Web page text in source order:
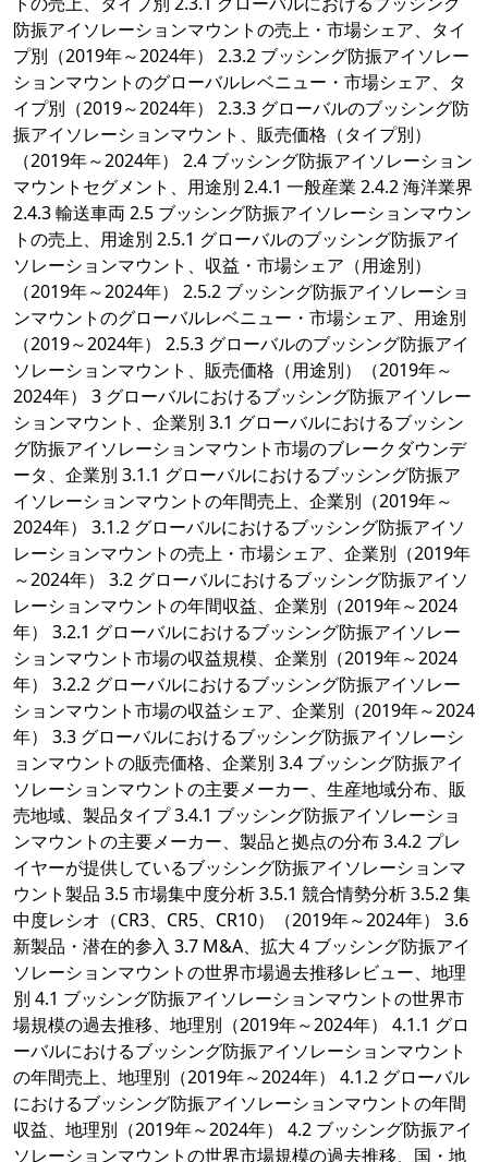
防振アイソレーションマウントの売上・市場シェア、タイ
プ別（2019年～2024年） 2.3.2 ブッシング防振アイソレー
ションマウントのグローバルレベニュー・市場シェア、タ
イプ別（2019～2024年） 2.3.3 グローバルのブッシング防
振アイソレーションマウント、販売価格（タイプ別）
（2019年～2024年） 2.4 ブッシング防振アイソレーション
マウントセグメント、用途別 2.4.1 一般産業 2.4.2 海洋業界
2.4.3 輸送車両 2.5 ブッシング防振アイソレーションマウン
トの売上、用途別 2.5.1 グローバルのブッシング防振アイ
ソレーションマウント、収益・市場シェア（用途別）
（2019年～2024年） 2.5.2 ブッシング防振アイソレーショ
ンマウントのグローバルレベニュー・市場シェア、用途別
（2019～2024年） 2.5.3 グローバルのブッシング防振アイ
ソレーションマウント、販売価格（用途別）（2019年～
2024年） 3 グローバルにおけるブッシング防振アイソレー
ションマウント、企業別 3.1 グローバルにおけるブッシン
グ防振アイソレーションマウント市場のブレークダウンデ
ータ、企業別 3.1.1 グローバルにおけるブッシング防振ア
イソレーションマウントの年間売上、企業別（2019年～
2024年） 3.1.2 グローバルにおけるブッシング防振アイソ
レーションマウントの売上・市場シェア、企業別（2019年
～2024年） 3.2 グローバルにおけるブッシング防振アイソ
レーションマウントの年間収益、企業別（2019年～2024
年） 3.2.1 グローバルにおけるブッシング防振アイソレー
ションマウント市場の収益規模、企業別（2019年～2024
年） 3.2.2 グローバルにおけるブッシング防振アイソレー
ションマウント市場の収益シェア、企業別（2019年～2024
年） 3.3 グローバルにおけるブッシング防振アイソレーシ
ョンマウントの販売価格、企業別 3.4 ブッシング防振アイ
ソレーションマウントの主要メーカー、生産地域分布、販
売地域、製品タイプ 3.4.1 ブッシング防振アイソレーショ
ンマウントの主要メーカー、製品と拠点の分布 3.4.2 プレ
イヤーが提供しているブッシング防振アイソレーションマ
ウント製品 3.5 市場集中度分析 3.5.1 競合情勢分析 3.5.2 集
中度レシオ（CR3、CR5、CR10）（2019年～2024年） 3.6
新製品・潜在的参入 3.7 M&A、拡大 4 ブッシング防振アイ
ソレーションマウントの世界市場過去推移レビュー、地理
別 4.1 ブッシング防振アイソレーションマウントの世界市
場規模の過去推移、地理別（2019年～2024年） 4.1.1 グロ
ーバルにおけるブッシング防振アイソレーションマウント
の年間売上、地理別（2019年～2024年） 4.1.2 グローバル
におけるブッシング防振アイソレーションマウントの年間
収益、地理別（2019年～2024年） 4.2 ブッシング防振アイ
ソレーションマウントの世界市場規模の過去推移、国・地